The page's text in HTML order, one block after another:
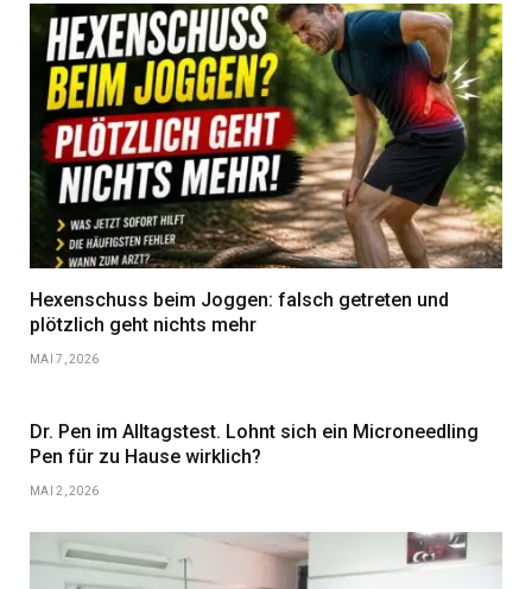
Hexenschuss beim Joggen: falsch getreten und
plötzlich geht nichts mehr
MAI 7, 2026
Dr. Pen im Alltagstest. Lohnt sich ein Microneedling
Pen für zu Hause wirklich?
MAI 2, 2026